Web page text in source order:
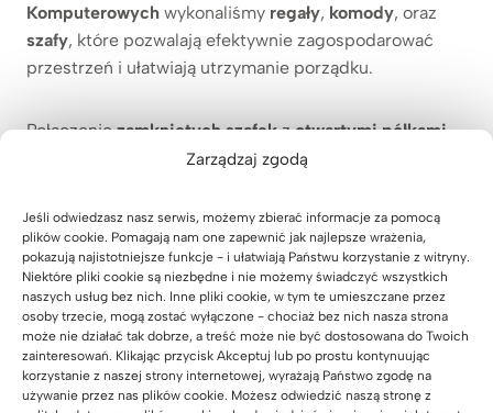
Zarządzaj zgodą
Jeśli odwiedzasz nasz serwis, możemy zbierać informacje za pomocą
plików cookie. Pomagają nam one zapewnić jak najlepsze wrażenia,
pokazują najistotniejsze funkcje - i ułatwiają Państwu korzystanie z witryny.
Niektóre pliki cookie są niezbędne i nie możemy świadczyć wszystkich
naszych usług bez nich. Inne pliki cookie, w tym te umieszczane przez
osoby trzecie, mogą zostać wyłączone - chociaż bez nich nasza strona
może nie działać tak dobrze, a treść może nie być dostosowana do Twoich
zainteresowań. Klikając przycisk Akceptuj lub po prostu kontynuując
korzystanie z naszej strony internetowej, wyrażają Państwo zgodę na
używanie przez nas plików cookie. Możesz odwiedzić naszą stronę z
Komputerowych wykonaliśmy regały, komody, oraz
szafy, które pozwalają efektywnie zagospodarować
przestrzeń i ułatwiają utrzymanie porządku.
Połączeniezamkniętych szafekzotwartymi półkami
daje możliwość wygodnego przechowywania
książki, materiały informacyjne czy elementy
dekoracyjne. Dzięki temu pomieszczenia pozostają
uporządkowane i estetyczne niezależnie od
intensywności użytkowania.